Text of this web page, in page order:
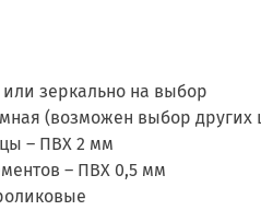
или зеркально на выбор
(возможен выбор других
– ПВХ 2 мм
– ПВХ 0,5 мм